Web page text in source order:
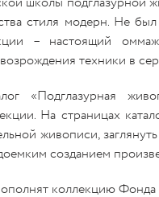
стиля модерн. Не
– настоящий
техники в
«Подглазурная
На страницах
живописи,
созданием
коллекцию